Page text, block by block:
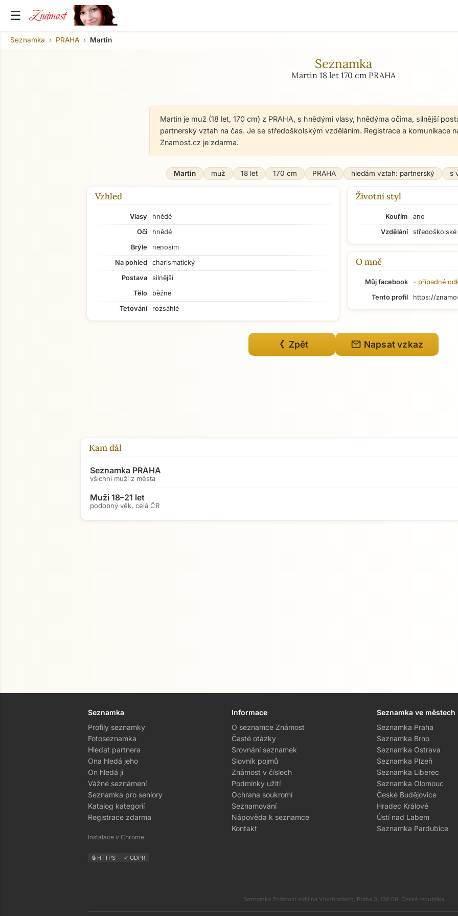
☰ Známost
Seznamka PRAHA Martin
Seznamka
Martin 18 let 170 cm PRAHA
Martin je muž (18 let, 170 cm) z PRAHA, s hnědými vlasy, hnědýma očima, silnější
partnerský vztah na čas. Je se středoškolským vzděláním. Registrace a komunikace
Znamost.cz je zdarma.
Martin muž 18 let 170 cm PRAHA hledám vztah: partnerský s
Vzhled
Vlasy
hnědé
Oči
hnědé
Brýle
nenosím
Na pohled
charismatický
Postava
silnější
Tělo
běžné
Tetování
rozsáhlé
Životní styl
Kouřím
ano
Vzdělání
středoškolské
O mně
Můj facebook - případné
Tento profil
https://
《 Zpět mail Napsat vzkaz
Kam dál
Seznamka PRAHA
všichni muži z města
Muži 18–21 let
podobný věk, celá ČR
Seznamka
Profily seznamky
Fotoseznamka
Hledat partnera
Ona hledá jeho
On hledá ji
Vážné seznámení
Seznamka pro seniory
Katalog kategorií
Registrace zdarma
Instalace v Chrome
🔒 HTTPS ✓ GDPR
Informace
O seznamce Známost
Časté otázky
Srovnání seznamek
Slovník pojmů
Známost v číslech
Podmínky užití
Ochrana soukromí
Seznamování
Nápověda k seznamce
Kontakt
Seznamka ve městech
Seznamka Praha
Seznamka Brno
Seznamka Ostrava
Seznamka Plzeň
Seznamka Liberec
Seznamka Olomouc
České Budějovice
Hradec Králové
Ústí nad Labem
Seznamka Pardubice
Seznamka Známost sídlí na Vinohradech, Praha 3, 130 00, Česká republika